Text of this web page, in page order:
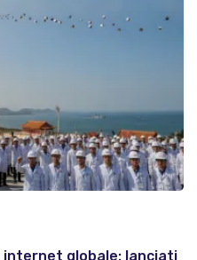
internet globale: lanciati